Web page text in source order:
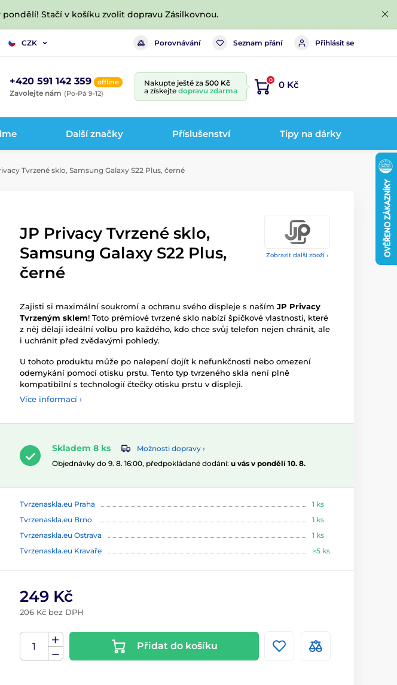
Stačí v košíku zvolit dopravu Zásilkovnou.
CZK Porovnávání Seznam přání Přihlásit se
+420 591 142 359 offline
Zavolejte nám (Po-Pá 9-12)
Nakupte ještě za 500 Kč
a získejte dopravu zdarma
0 0 Kč
Další značky Příslušenství Tipy na dárky
Tvrzené sklo, Samsung Galaxy S22 Plus, černé
Zobrazit další zboží ›
JP Privacy Tvrzené sklo,
Samsung Galaxy S22 Plus,
černé
Zajisti si maximální soukromí a ochranu svého displeje s naším JP Privacy
Tvrzeným sklem! Toto prémiové tvrzené sklo nabízí špičkové vlastnosti, které
z něj dělají ideální volbu pro každého, kdo chce svůj telefon nejen chránit, ale
i uchránit před zvědavými pohledy.
U tohoto produktu může po nalepení dojít k nefunkčnosti nebo omezení
odemykání pomocí otisku prstu. Tento typ tvrzeného skla není plně
kompatibilní s technologií čtečky otisku prstu v displeji.
Více informací ›
Skladem 8 ks
Možnosti dopravy ›
Objednávky do 9. 8. 16:00, předpokládané dodání: u vás v pondělí 10. 8.
Tvrzenaskla.eu Praha
1 ks
Tvrzenaskla.eu Brno
1 ks
Tvrzenaskla.eu Ostrava
1 ks
Tvrzenaskla.eu Kravaře
>5 ks
249 Kč
206 Kč bez DPH
Přidat do košíku